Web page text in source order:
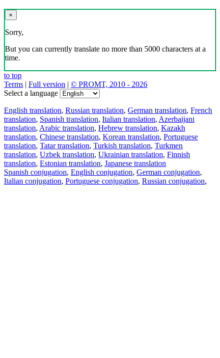
×
Sorry,
But you can currently translate no more than 5000 characters at a
time.
to top
Terms | Full version | © PROMT, 2010 - 2026
Select a language
English translation, Russian translation, German translation, French
translation, Spanish translation, Italian translation, Azerbaijani
translation, Arabic translation, Hebrew translation, Kazakh
translation, Chinese translation, Korean translation, Portuguese
translation, Tatar translation, Turkish translation, Turkmen
translation, Uzbek translation, Ukrainian translation, Finnish
translation, Estonian translation, Japanese translation
Spanish conjugation, English conjugation, German conjugation,
Italian conjugation, Portuguese conjugation, Russian conjugation,